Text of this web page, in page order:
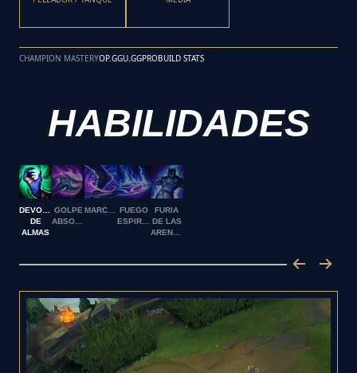
CHAMPION MASTERYOP.GGU.GGPROBUILD STATS
HABILIDADES
DEVORADOR
DE
ALMAS
GOLPE
FUEGO
FURIA
DE LAS
ARENAS